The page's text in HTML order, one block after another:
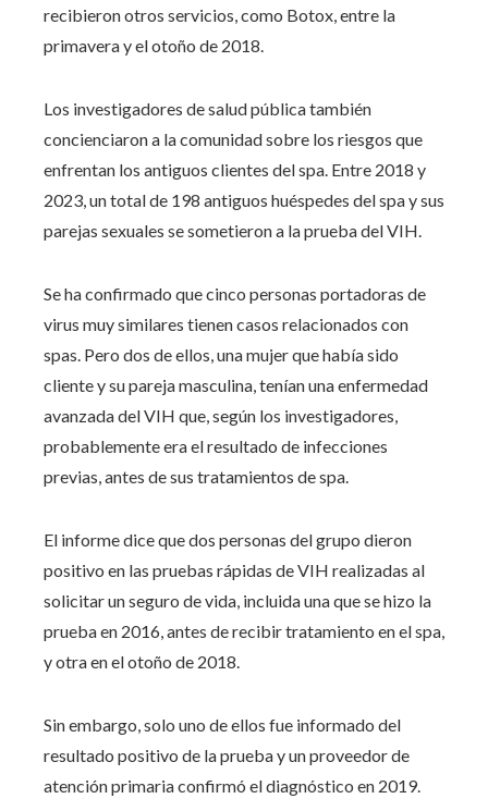
recibieron otros servicios, como Botox, entre la
primavera y el otoño de 2018.
Los investigadores de salud pública también
concienciaron a la comunidad sobre los riesgos que
enfrentan los antiguos clientes del spa. Entre 2018 y
2023, un total de 198 antiguos huéspedes del spa y sus
parejas sexuales se sometieron a la prueba del VIH.
Se ha confirmado que cinco personas portadoras de
virus muy similares tienen casos relacionados con
spas. Pero dos de ellos, una mujer que había sido
cliente y su pareja masculina, tenían una enfermedad
avanzada del VIH que, según los investigadores,
probablemente era el resultado de infecciones
previas, antes de sus tratamientos de spa.
El informe dice que dos personas del grupo dieron
positivo en las pruebas rápidas de VIH realizadas al
solicitar un seguro de vida, incluida una que se hizo la
prueba en 2016, antes de recibir tratamiento en el spa,
y otra en el otoño de 2018.
Sin embargo, solo uno de ellos fue informado del
resultado positivo de la prueba y un proveedor de
atención primaria confirmó el diagnóstico en 2019.